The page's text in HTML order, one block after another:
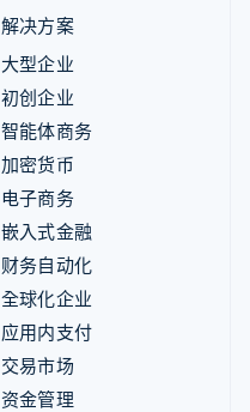
解决方案
大型企业
初创企业
智能体商务
加密货币
电子商务
嵌入式金融
财务自动化
全球化企业
应用内支付
交易市场
资金管理